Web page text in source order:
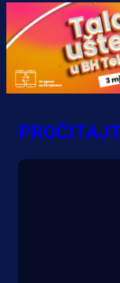
Željo
krenuo